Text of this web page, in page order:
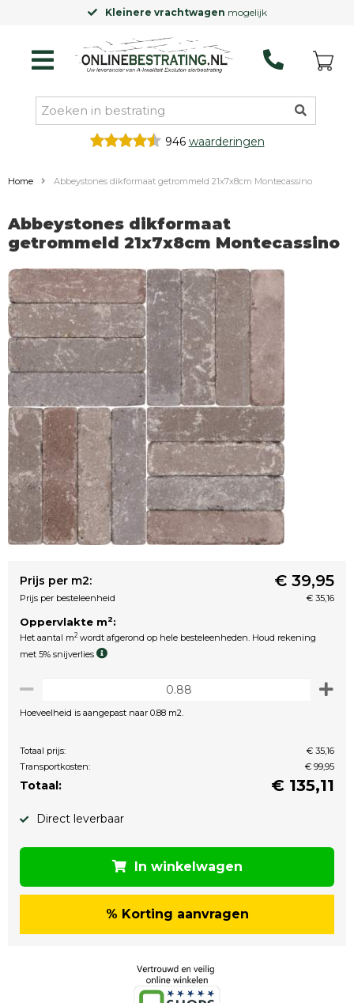
Kleinere vrachtwagen mogelijk
946 waarderingen
Home Abbeystones dikformaat getrommeld 21x7x8cm Montecassino
Abbeystones dikformaat
getrommeld 21x7x8cm Montecassino
Prijs per m2: € 39,95
Prijs per besteleenheid € 35,16
Oppervlakte m2:
Het aantal m2 wordt afgerond op hele besteleenheden. Houd rekening
met 5% snijverlies
Hoeveelheid is aangepast naar 0.88 m2.
Totaal prijs:
€ 35,16
Transportkosten:
€ 99,95
Totaal: € 135,11
Direct leverbaar
In winkelwagen
% Korting aanvragen